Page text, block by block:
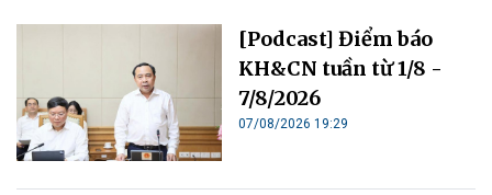
[Podcast] Điểm báo
KH&CN tuần từ 1/8 -
7/8/2026
07/08/2026 19:29